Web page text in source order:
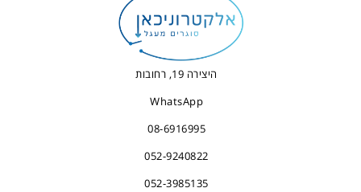
היצירה 19, רחובות
WhatsApp
08-6916995
052-9240822
052-3985135